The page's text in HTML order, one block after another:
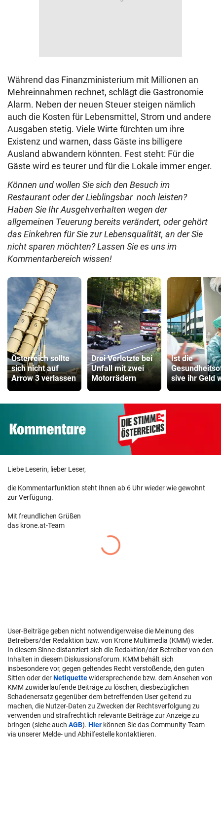
Während das Finanzministerium mit Millionen an
Mehreinnahmen rechnet, schlägt die Gastronomie
Alarm. Neben der neuen Steuer steigen nämlich
auch die Kosten für Lebensmittel, Strom und andere
Ausgaben stetig. Viele Wirte fürchten um ihre
Existenz und warnen, dass Gäste ins billigere
Ausland abwandern könnten. Fest steht: Für die
Gäste wird es teurer und für die Lokale immer enger.
Können und wollen Sie sich den Besuch im
Restaurant oder der Lieblingsbar noch leisten?
Haben Sie Ihr Ausgehverhalten wegen der
allgemeinen Teuerung bereits verändert, oder gehört
das Einkehren für Sie zur Lebensqualität, an der Sie
nicht sparen möchten? Lassen Sie es uns im
Kommentarbereich wissen!
Österreich sollte
sich nicht auf
Arrow 3 verlassen
Drei Verletzte bei
Unfall mit zwei
Motorrädern
Ist die
sive ihr Geld
Liebe Leserin, lieber Leser,
die Kommentarfunktion steht Ihnen ab 6 Uhr wieder wie gewohnt
zur Verfügung.
Mit freundlichen Grüßen
das krone.at-Team
User-Beiträge geben nicht notwendigerweise die Meinung des
Betreibers/der Redaktion bzw. von Krone Multimedia (KMM) wieder.
In diesem Sinne distanziert sich die Redaktion/der Betreiber von den
Inhalten in diesem Diskussionsforum. KMM behält sich
insbesondere vor, gegen geltendes Recht verstoßende, den guten
Sitten oder derNetiquettewidersprechende bzw. dem Ansehen von
KMM zuwiderlaufende Beiträge zu löschen, diesbezüglichen
Schadenersatz gegenüber dem betreffenden User geltend zu
machen, die Nutzer-Daten zu Zwecken der Rechtsverfolgung zu
verwenden und strafrechtlich relevante Beiträge zur Anzeige zu
bringen (siehe auch AGB). Hier können Sie das Community-Team
via unserer Melde- und Abhilfestelle kontaktieren.